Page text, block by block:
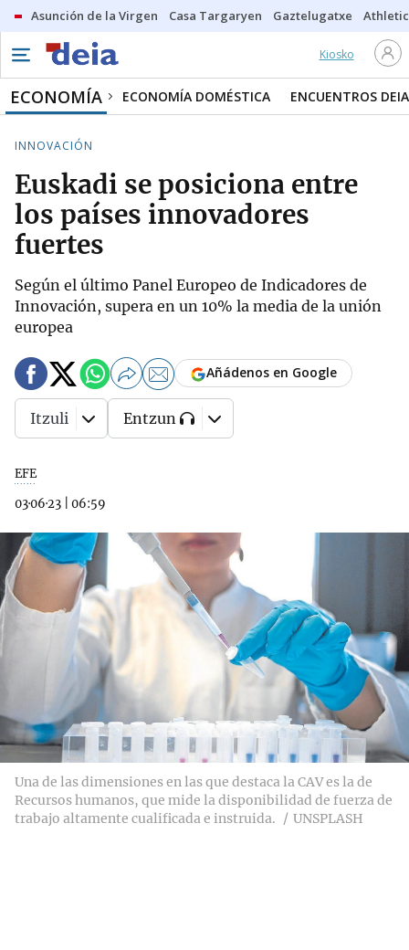
Asunción de la Virgen Casa Targaryen Gaztelugatxe Athletic
Kiosko
ECONOMÍA ECONOMÍA DOMÉSTICA ENCUENTROS DEIA
INNOVACIÓN
Euskadi se posiciona entre
los países innovadores
fuertes
Según el último Panel Europeo de Indicadores de
Innovación, supera en un 10% la media de la unión
europea
EFE
03·06·23
06:59
Añádenos en Google
Itzuli Entzun
Una de las dimensiones en las que destaca la CAV es la de
Recursos humanos, que mide la disponibilidad de fuerza de
trabajo altamente cualificada e instruida.
UNSPLASH